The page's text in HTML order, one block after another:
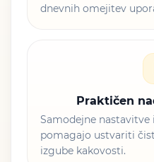
dnevnih omejitev
Praktičen
Samodejne
pomagajo ustvariti
izgube kakovosti.